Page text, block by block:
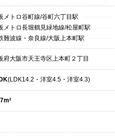
メトロ谷町線/谷町六丁目駅
メトロ長堀鶴見緑地線/松屋町駅
難波線・奈良線/大阪上本町駅
府大阪市天王寺区上本町２丁目
(LDK14.2・洋室4.5・洋室4.3)